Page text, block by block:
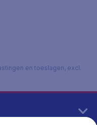
en toeslagen, excl.